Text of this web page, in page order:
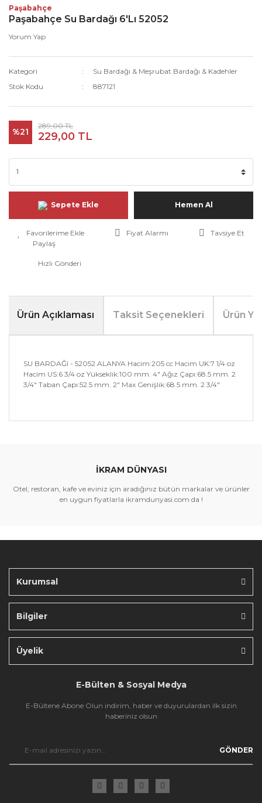
Paşabahçe
Paşabahçe Su Bardağı 6'Lı 52052
Yorum Yap
Kategori
Su Bardağı & Meşrubat Bardağı & Kadehler
Stok Kodu
887121
%21
289,00 TL
229,00 TL
Sepete Ekle Hemen Al
Fiyat Alarmı
Tavsiye Et
Paylaş
Hızlı Gönderi
Ürün Açıklaması Taksit Seçenekleri Ürün
SU BARDAĞI - 52052 ALANYA Hacim:205 cc Hacim UK:7 1/4 oz
Hacim US:6 3/4 oz Yükseklik:100 mm. 4" Ağız Çapı:68.5 mm. 2
3/4" Taban Çapı:52.5 mm. 2" Max Genişlik:68.5 mm. 2 3/4"
Yorum Yaz
Bu ürünün fiyat bilgisi, resim, ürün açıklamalarında ve
Ürün açıklamasında eksik bilgiler bulunuyor.
İKRAM DÜNYASI
Otel, restoran, kafe ve eviniz için aradığınız bütün markalar ve ürünler
en uygun fiyatlarla ikramdunyasi.com da !
Kurumsal
Bilgiler
Üyelik
E-Bülten & Sosyal Medya
E-Bültene Abone Olun indirim, haber ve duyurulardan ilk sizin
haberiniz olsun
GÖNDER